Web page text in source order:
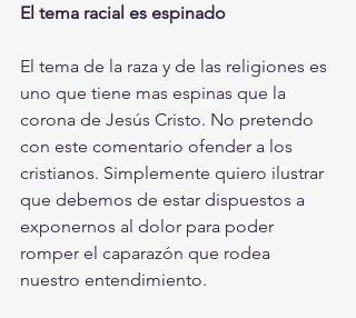
El tema racial es espinado
El tema de la raza y de las religiones es
uno que tiene mas espinas que la
corona de Jesús Cristo. No pretendo
con este comentario ofender a los
cristianos. Simplemente quiero ilustrar
que debemos de estar dispuestos a
exponernos al dolor para poder
romper el caparazón que rodea
nuestro entendimiento.